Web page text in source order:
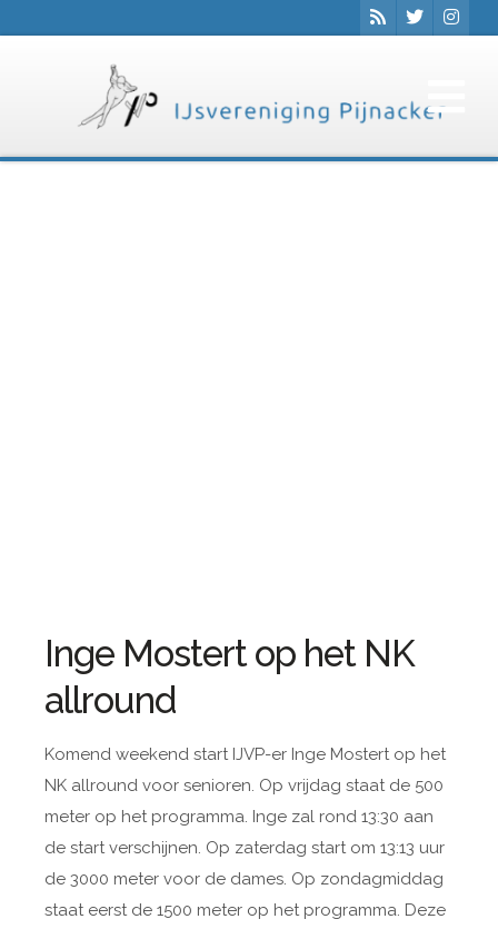
Inge Mostert op het NK
allround
Komend weekend start IJVP-er Inge Mostert op het
NK allround voor senioren. Op vrijdag staat de 500
meter op het programma. Inge zal rond 13:30 aan
de start verschijnen. Op zaterdag start om 13:13 uur
de 3000 meter voor de dames. Op zondagmiddag
staat eerst de 1500 meter op het programma. Deze